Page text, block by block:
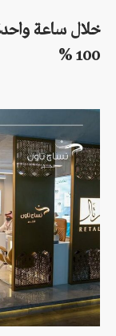
خلال ساعة
100 %